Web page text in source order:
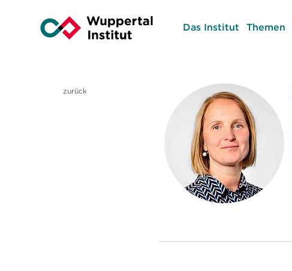
Das Institut Themen
zurück